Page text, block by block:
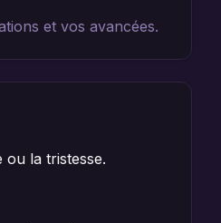
et vos avancées.
ou la tristesse.